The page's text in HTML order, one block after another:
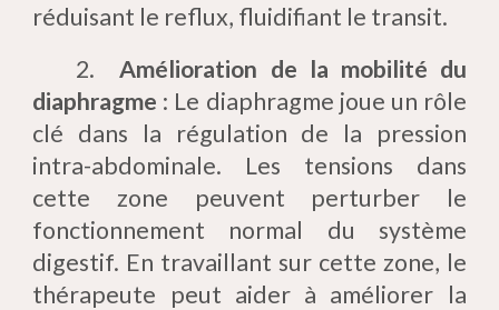
réduisant le reflux, fluidifiant le transit.
2.
Amélioration de la mobilité du
diaphragme : Le diaphragme joue un rôle
clé dans la régulation de la pression
intra-abdominale. Les tensions dans
cette zone peuvent perturber le
fonctionnement normal du système
digestif. En travaillant sur cette zone, le
thérapeute peut aider à améliorer la